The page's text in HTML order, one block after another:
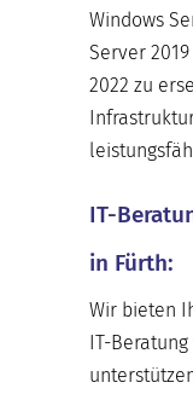
Windows
Server
2022 zu
IT-
in Fürth:
Wir bieten
IT-